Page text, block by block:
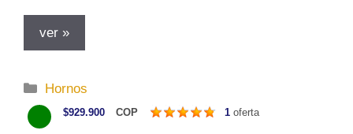
ver »
C
a
t
Hornos
$929.900 COP 1 oferta